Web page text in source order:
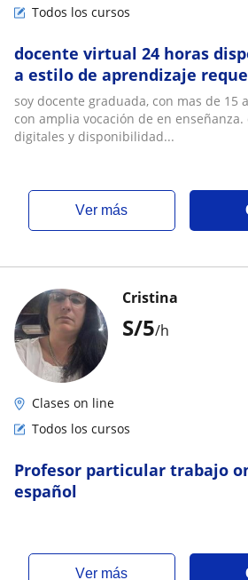
Todos los cursos
docente virtual 24 horas
a estilo de aprendizaje
soy docente graduada, con mas de 15
con amplia vocación de en
digitales y disponibilidad...
ver más
S/5/h
Cristina
Clases on line
Todos los cursos
Profesor particular trabajo
español
ver más